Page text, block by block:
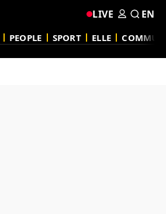
PEOPLE SPORT ELLE
LIVE EN